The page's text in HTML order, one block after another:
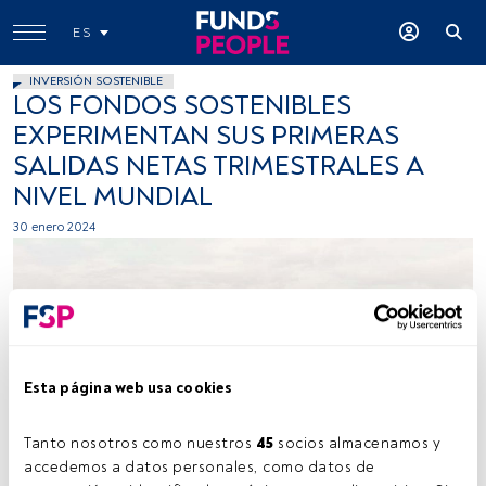
Esta página web usa cookies
Tanto nosotros como nuestros 45 socios almacenamos y
accedemos a datos personales, como datos de
ES
INVERSIÓN SOSTENIBLE
LOS FONDOS SOSTENIBLES
EXPERIMENTAN SUS PRIMERAS
SALIDAS NETAS TRIMESTRALES A
NIVEL MUNDIAL
30 enero 2024